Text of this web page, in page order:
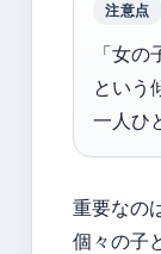
注意点
「女
という
一人ひ
重要なの
個々の子